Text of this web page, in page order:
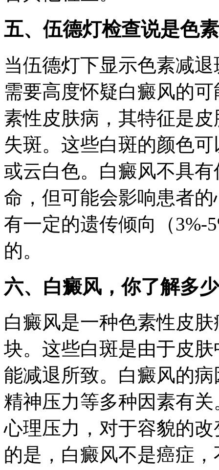
五、伍德灯检查说是色
当伍德灯下显示色素减
需要高度怀疑白癜风的
素性皮肤病，其特征是
失斑。这些白斑的颜色
或云白色。白癜风不具
命，但可能会影响患者
有一定的遗传倾向（3%-
的。
六、白癜风，你了解多
白癜风是一种色素性皮
块。这些白斑是由于皮
能减退所致。白癜风的
精神压力等多种因素有
心理压力，对于容貌的
的是，白癜风不是癌症